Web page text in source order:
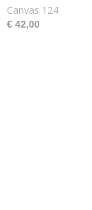
Canvas 124
€ 42,00